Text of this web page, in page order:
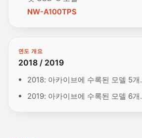
NW-A100TPS
연도 개요
2018 / 2019
2018: 아카이브에 수록된 모델 5개.
2019: 아카이브에 수록된 모델 6개.